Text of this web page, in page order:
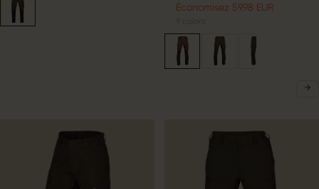
Économisez 59.98 EUR